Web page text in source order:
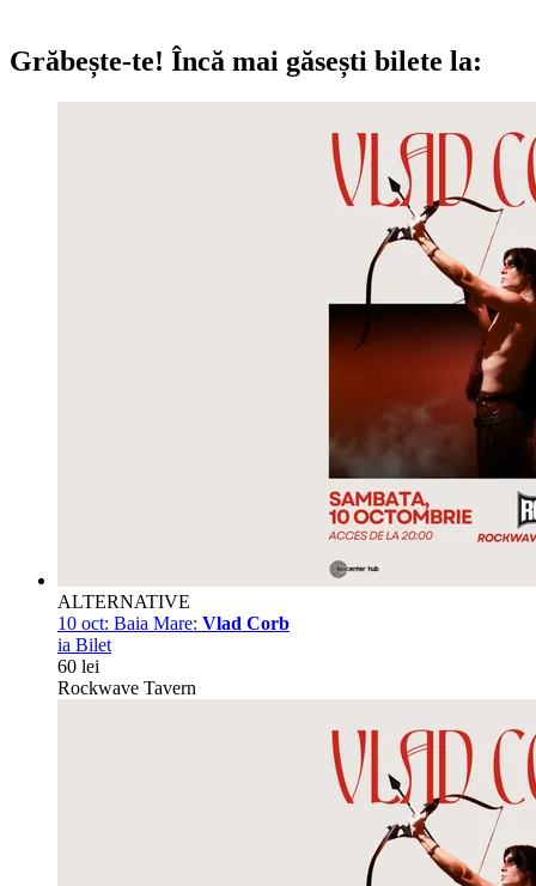
Grăbește-te! Încă mai găsești bilete la:
ALTERNATIVE
10 oct: Baia Mare: Vlad Corb
ia Bilet
60 lei
Rockwave Tavern